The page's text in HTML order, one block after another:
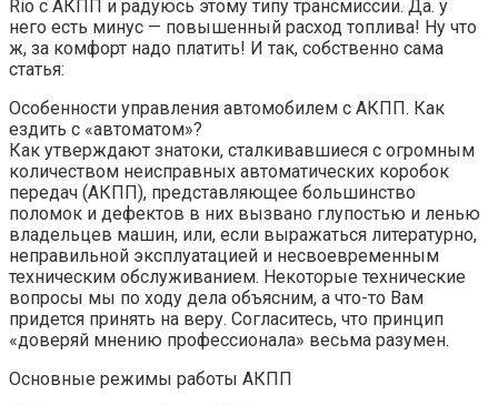
Rio с АКПП и радуюсь этому типу трансмиссии. Да. у
него есть минус — повышенный расход топлива! Ну что
ж, за комфорт надо платить! И так, собственно сама
статья:
Особенности управления автомобилем с АКПП. Как
ездить с «автоматом»?
Как утверждают знатоки, сталкивавшиеся с огромным
количеством неисправных автоматических коробок
передач (АКПП), представляющее большинство
поломок и дефектов в них вызвано глупостью и ленью
владельцев машин, или, если выражаться литературно,
неправильной эксплуатацией и несвоевременным
техническим обслуживанием. Некоторые технические
вопросы мы по ходу дела объясним, а что-то Вам
придется принять на веру. Согласитесь, что принцип
«доверяй мнению профессионала» весьма разумен.
Основные режимы работы АКПП